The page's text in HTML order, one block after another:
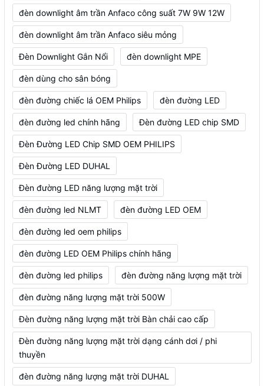
đèn downlight âm trần Anfaco công suất 7W 9W 12W
đèn downlight âm trần Anfaco siêu mỏng
Đèn Downlight Gắn Nổi đèn downlight MPE
đèn dùng cho sân bóng
đèn đường chiếc lá OEM Philips đèn đường LED
đèn đường led chính hãng Đèn đường LED chip SMD
Đèn Đường LED Chip SMD OEM PHILIPS
Đèn Đường LED DUHAL
Đèn đường LED năng lượng mặt trời
đèn đường led NLMT đèn đường LED OEM
đèn đường led oem philips
đèn đường LED OEM Philips chính hãng
đèn đường led philips đèn đường năng lượng mặt trời
đèn đường năng lượng mặt trời 500W
Đèn đường năng lượng mặt trời Bàn chải cao cấp
Đèn đường năng lượng mặt trời dạng cánh dơi / phi
thuyền
đèn đường năng lượng mặt trời DUHAL